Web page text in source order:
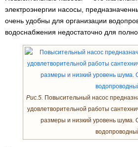
электроэнергии насосы,
очень удобны для организации
водоснабжения недостаточно для
Рис.5. Повысительный насос
удовлетворительной работы
размеры и низкий уровень шума.